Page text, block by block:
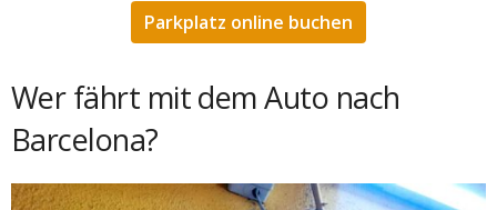
Parkplatz online buchen
Wer fährt mit dem Auto nach
Barcelona?